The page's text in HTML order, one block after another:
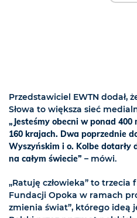
Przedstawiciel EWTN dodał,
Słowa to większa sieć
„Jesteśmy obecni w ponad
160 krajach. Dwa poprzednie
Wyszyńskim i o. Kolbe dotarły
na całym świecie” – mówi.
„Ratuję człowieka” to
Fundacji Opoka w ramach
zmienia świat”, którego ideą